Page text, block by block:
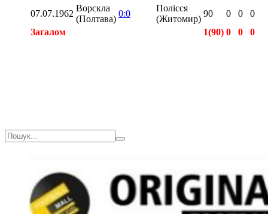
07.07.1962
Ворскла
(Полтава)
0:0
Полісся
(Житомир)
90 0 0
0
Загалом
1(90) 0 0
0